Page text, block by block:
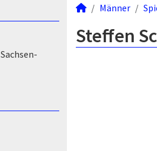
Männer
Steffen